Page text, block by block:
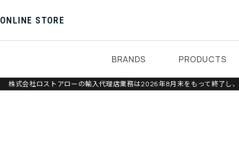
ONLINE STORE
BRANDS PRODUCTS
株式会社ロストアローの輸入代理店業務は2026年8月末をもって終了し